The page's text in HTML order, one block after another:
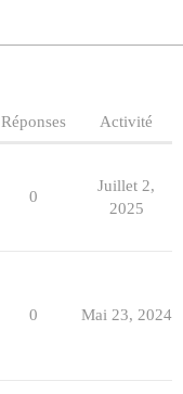
Réponses Activité
0
Juillet 2,
2025
0 Mai 23, 2024